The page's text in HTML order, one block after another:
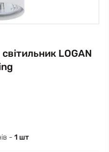
LOGAN
- 1 шт